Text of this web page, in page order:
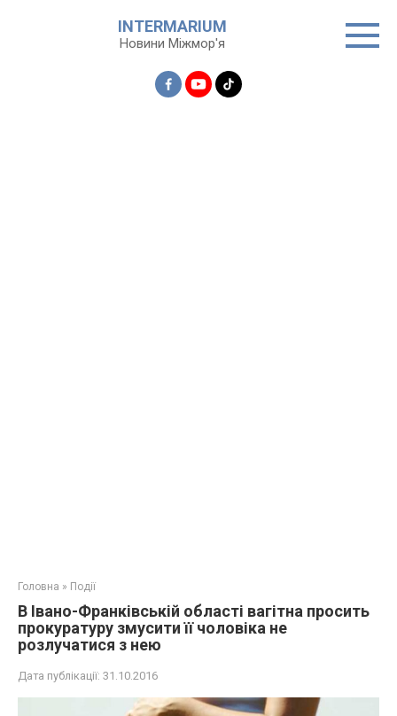
INTERMARIUM
Новини Міжмор'я
Головна » Події
В Івано-Франківській області вагітна просить
прокуратуру змусити її чоловіка не
розлучатися з нею
Дата публікації: 31.10.2016